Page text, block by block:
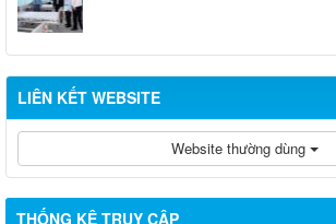
LIÊN KẾT WEBSITE
Website thường dùng
THỐNG KÊ TRUY CẬP